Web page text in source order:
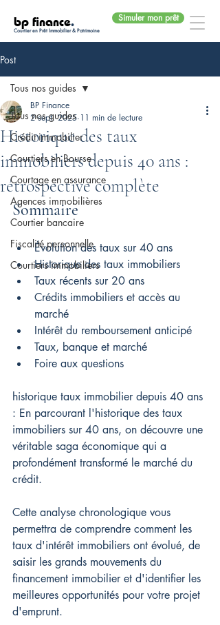
bp finance.
Courtier en Prêt Immobilier & Patrimoine
Simuler mon prêt
Post
Tous nos guides
Crédit immobilier
Courtiers en Bourse
Courtage en assurance
Agences immobilières
Courtier bancaire
Fiscalité personnelle
Courtiers immobiliers
Tous nos guides
Historique des taux
immobiliers depuis 40 ans :
rétrospective complète
BP Finance
2 sept. 2025 11 min de lecture
Sommaire
Évolution des taux sur 40 ans
Historique des taux immobiliers
Taux récents sur 20 ans
Crédits immobiliers et accès au
marché
Intérêt du remboursement anticipé
Taux, banque et marché
Foire aux questions
historique taux immobilier depuis 40 ans
: En parcourant l'historique des taux
immobiliers sur 40 ans, on découvre une
véritable saga économique qui a
profondément transformé le marché du
crédit.
Cette analyse chronologique vous
permettra de comprendre comment les
taux d'intérêt immobiliers ont évolué, de
saisir les grands mouvements du
financement immobilier et d'identifier les
meilleures opportunités pour votre projet
d'emprunt.